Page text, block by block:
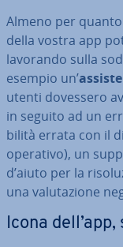
Almeno per
della vostra app
lavorando sulla
esempio un’
utenti dovessero
in seguito ad un
bi­li­tà errata con il
operativo), un
d’aiuto per la
una va­lu­ta­zio­ne
Icona